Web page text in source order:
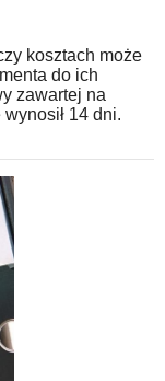
kosztach może
do ich
zawartej na
14 dni.